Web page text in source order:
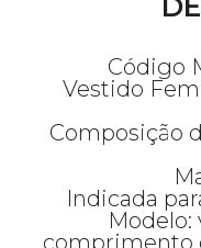
Código
Vestido
Composição
Indicada
comprimento